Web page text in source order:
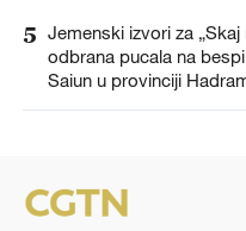
5 Jemenski izvori za
odbrana pucala na
Saiun u provinciji